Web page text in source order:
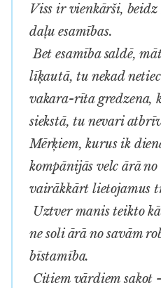
Viss ir vienkārši, beidz
daļu esamības.
Bet esamība saldē,
līķautā, tu nekad
vakara-rīta gredzena,
siekstā, tu nevari
Mērķiem, kurus ik
kompānijās velc ārā
vairākkārt lietojamus
Uztver manis teikto
ne soli ārā no savām
bīstamība.
Citiem vārdiem sakot